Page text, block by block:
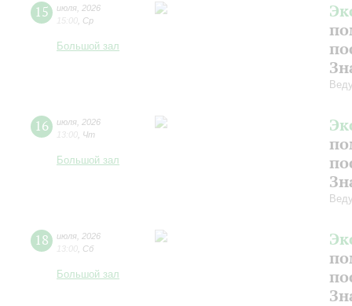
15 июля 2026
15:00 Ср
Большой зал
16 июля 2026
13:00 Чт
Большой зал
18 июля 2026
13:00 Сб
Большой зал